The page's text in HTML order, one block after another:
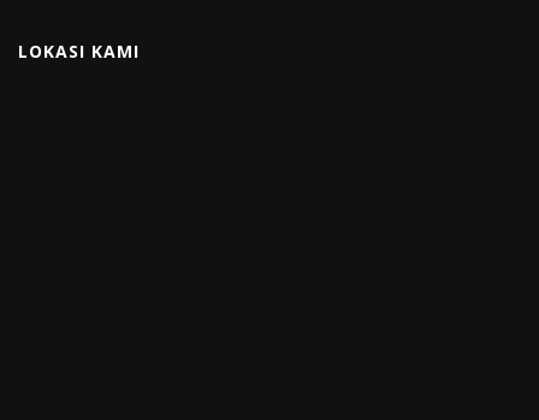
LOKASI KAMI